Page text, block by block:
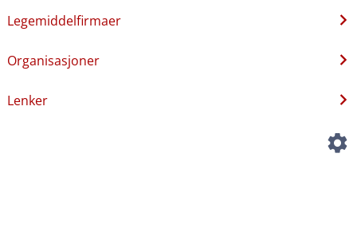
Legemiddelfirmaer
Organisasjoner
Lenker